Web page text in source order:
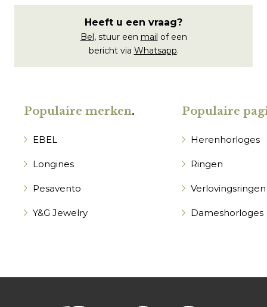
Heeft u een vraag?
Bel, stuur een mail of een
bericht via Whatsapp.
Populaire merken.
EBEL
Longines
Pesavento
Y&G Jewelry
Populaire
Herenhorloges
Ringen
Verlovingsringen
Dameshorloges